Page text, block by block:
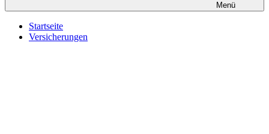
Menü
Startseite
Versicherungen